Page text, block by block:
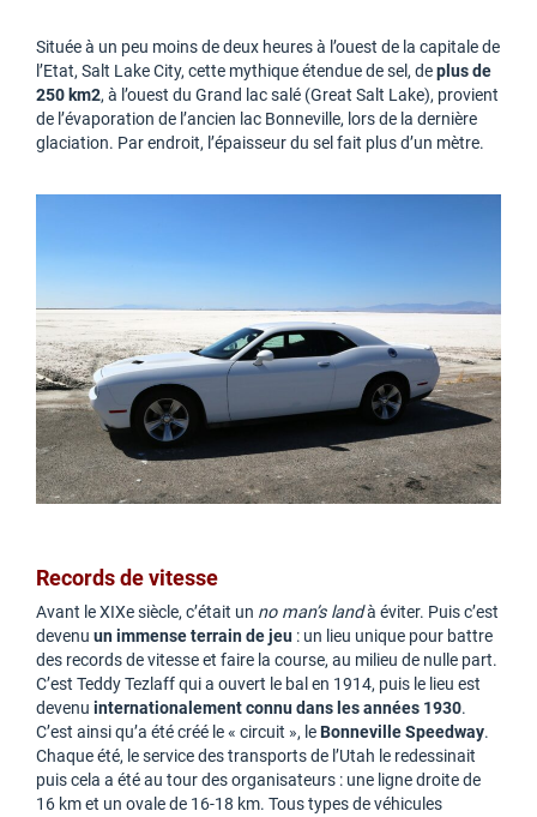
Située à un peu moins de deux heures à l’ouest de la capitale de
l’Etat, Salt Lake City, cette mythique étendue de sel, deplus de
250 km2, à l’ouest du Grand lac salé (Great Salt Lake), provient
de l’évaporation de l’ancien lac Bonneville, lors de la dernière
glaciation. Par endroit, l’épaisseur du sel fait plus d’un mètre.
Records de vitesse
Avant le XIXe siècle, c’était un no man’s landà éviter. Puis c’est
devenu un immense terrain de jeu : un lieu unique pour battre
des records de vitesse et faire la course, au milieu de nulle part.
C’est Teddy Tezlaff qui a ouvert le bal en 1914, puis le lieu est
devenu internationalement connu dans les années 1930.
C’est ainsi qu’a été créé le « circuit », leBonneville Speedway.
Chaque été, le service des transports de l’Utah le redessinait
puis cela a été au tour des organisateurs : une ligne droite de
16 km et un ovale de 16-18 km. Tous types de véhicules